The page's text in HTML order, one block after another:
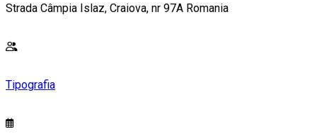
Strada Câmpia Islaz, Craiova, nr 97A Romania
Tipografia